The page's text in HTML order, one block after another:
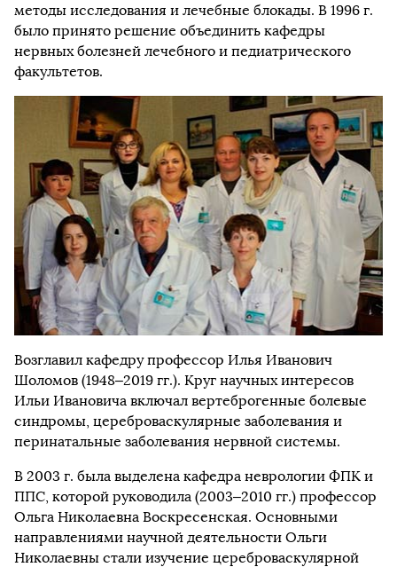
методы исследования и лечебные блокады. В 1996 г.
было принято решение объединить кафедры
нервных болезней лечебного и педиатрического
факультетов.
Возглавил кафедру профессор Илья Иванович
Шоломов (1948–2019 гг.). Круг научных интересов
Ильи Ивановича включал вертеброгенные болевые
синдромы, цереброваскулярные заболевания и
перинатальные заболевания нервной системы.
В 2003 г. была выделена кафедра неврологии ФПК и
ППС, которой руководила (2003–2010 гг.) профессор
Ольга Николаевна Воскресенская. Основными
направлениями научной деятельности Ольги
Николаевны стали изучение цереброваскулярной